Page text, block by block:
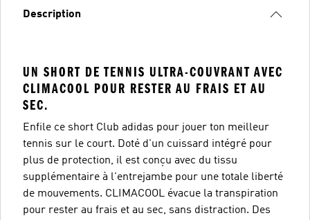
Description
UN SHORT DE TENNIS ULTRA-COUVRANT AVEC
CLIMACOOL POUR RESTER AU FRAIS ET AU
SEC.
Enfile ce short Club adidas pour jouer ton meilleur
tennis sur le court. Doté d'un cuissard intégré pour
plus de protection, il est conçu avec du tissu
supplémentaire à l'entrejambe pour une totale liberté
de mouvements. CLIMACOOL évacue la transpiration
pour rester au frais et au sec, sans distraction. Des